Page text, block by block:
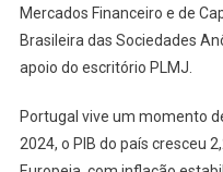
Mercados Financeiro e de
Brasileira das Sociedades
apoio do escritório PLMJ.
Portugal vive um momento
2024, o PIB do país cresceu